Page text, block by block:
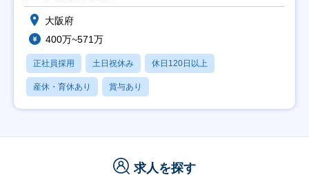
大阪府
400万~571万
正社員採用 土日祝休み 休日120日以上
産休・育休あり 賞与あり
求人を探す